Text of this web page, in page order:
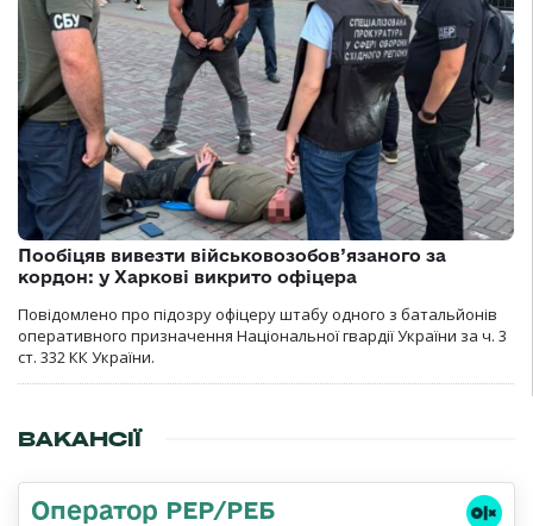
Пообіцяв вивезти військовозобов’язаного за
кордон: у Харкові викрито офіцера
Повідомлено про підозру офіцеру штабу одного з батальйонів
оперативного призначення Національної гвардії України за ч. 3
ст. 332 КК України.
ВАКАНСІЇ
Оператор РЕР/РЕБ